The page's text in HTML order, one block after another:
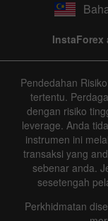
InstaForex
Pendedahan
tertentu.
dengan risiko
leverage. Anda
instrumen ini
transaksi yang
sebenar anda.
sesetengah
Perkhidmatan